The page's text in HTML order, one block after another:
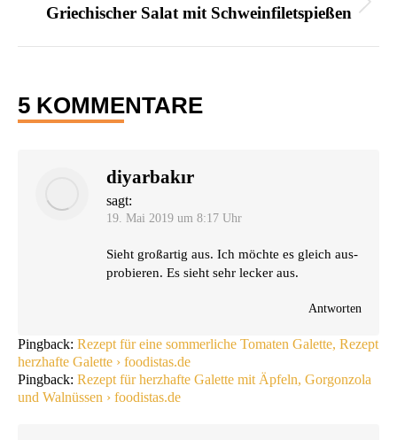
Nächster
Griechischer Salat mit Schweinfiletspießen
5 KOMMENTARE
diyarbakır
sagt:
19. Mai 2019 um 8:17 Uhr
Sieht groß­ar­tig aus. Ich möch­te es gleich aus­
pro­bie­ren. Es sieht sehr lecker aus.
Antworten
Pingback: Rezept für eine sommerliche Tomaten Galette, Rezept
herzhafte Galette › foodistas.de
Pingback: Rezept für herzhafte Galette mit Äpfeln, Gorgonzola
und Walnüssen › foodistas.de